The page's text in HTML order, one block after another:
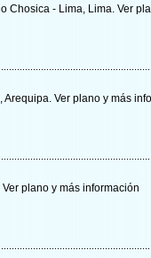
Chosica - Lima, Lima. Ver
Arequipa. Ver plano y más
Ver plano y más información